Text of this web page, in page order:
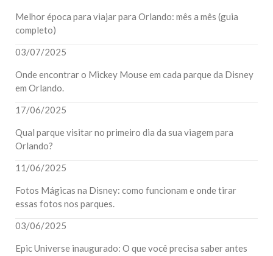
Melhor época para viajar para Orlando: mês a mês (guia
completo)
03/07/2025
Onde encontrar o Mickey Mouse em cada parque da Disney
em Orlando.
17/06/2025
Qual parque visitar no primeiro dia da sua viagem para
Orlando?
11/06/2025
Fotos Mágicas na Disney: como funcionam e onde tirar
essas fotos nos parques.
03/06/2025
Epic Universe inaugurado: O que você precisa saber antes